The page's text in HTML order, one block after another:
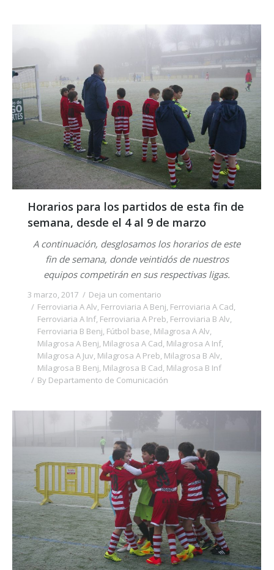
Horarios para los partidos de esta fin de
semana, desde el 4 al 9 de marzo
A continuación, desglosamos los horarios de este
fin de semana, donde veintidós de nuestros
equipos competirán en sus respectivas ligas.
3 marzo, 2017
Deja un comentario
Ferroviaria A Alv, Ferroviaria A Benj, Ferroviaria A Cad,
Ferroviaria A Inf, Ferroviaria A Preb, Ferroviaria B Alv,
Ferroviaria B Benj, Fútbol base, Milagrosa A Alv,
Milagrosa A Benj, Milagrosa A Cad, Milagrosa A Inf,
Milagrosa A Juv, Milagrosa A Preb, Milagrosa B Alv,
Milagrosa B Benj, Milagrosa B Cad, Milagrosa B Inf
By Departamento de Comunicación